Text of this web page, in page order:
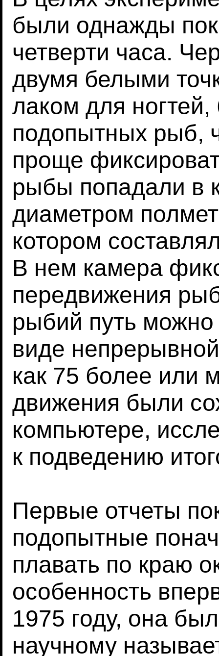
были однажды
четверти часа.
двумя белыми
лаком для
подопытных рыб,
проще
рыбы попадали в
диаметром
котором
В нем камера
передвижения
рыбий путь
виде
как 75 более или
движения были
компьютере,
к подведению
Первые отчеты
подопытные
плавать по краю
особенность
1975 году, она
научному